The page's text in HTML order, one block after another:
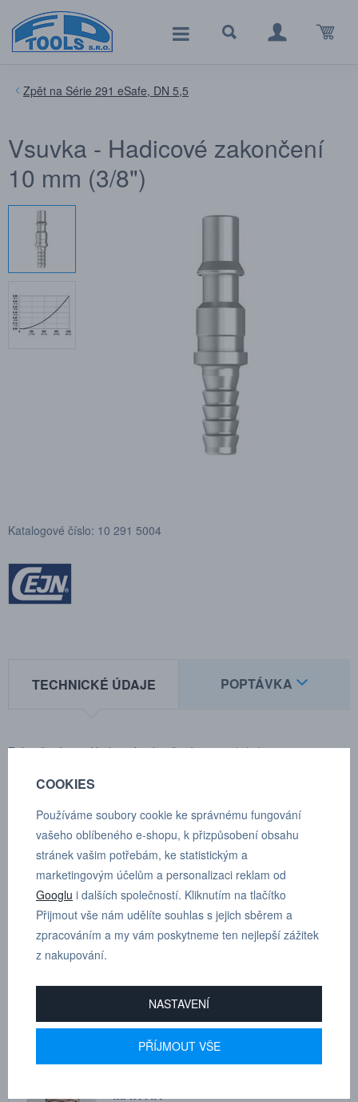
Série 291 eSafe, DN 5,5
Vsuvka - Hadicové zakončení
10 mm (3/8")
Katalogové číslo: 10 291 5004
TECHNICKÉ ÚDAJE POPTÁVKA
Zakončení: Hadicové zakončení 10 mm (3/8")
Jmenovitý průtočný průměr:
Max. pracovní tlak:
12 bar
Min. průtlak:
48 bar
Spojovací síla:
87 N
Rozmezí teplot:
-20°C — +100°C
Materiál spojky:
Pozinkovaná ocel/mosaz
Materiál vsuvky:
Kalená pozinkovaná ocel
Normy:
ISO 6150 C, 5,5 mm
Průtok se měří při tlaku na vstupu 6 bar a poklesu tlaku 0,5 bar.
COOKIES
Používáme soubory cookie ke správnému fungování
vašeho oblíbeného e-shopu, k přizpůsobení obsahu
stránek vašim potřebám, ke statistickým a
marketingovým účelům a personalizaci reklam od
Googlu i dalších společností. Kliknutím na tlačítko
Přijmout vše nám udělíte souhlas s jejich sběrem a
zpracováním a my vám poskytneme ten nejlepší zážitek
z nakupování.
NASTAVENÍ
PŘÍJMOUT VŠE